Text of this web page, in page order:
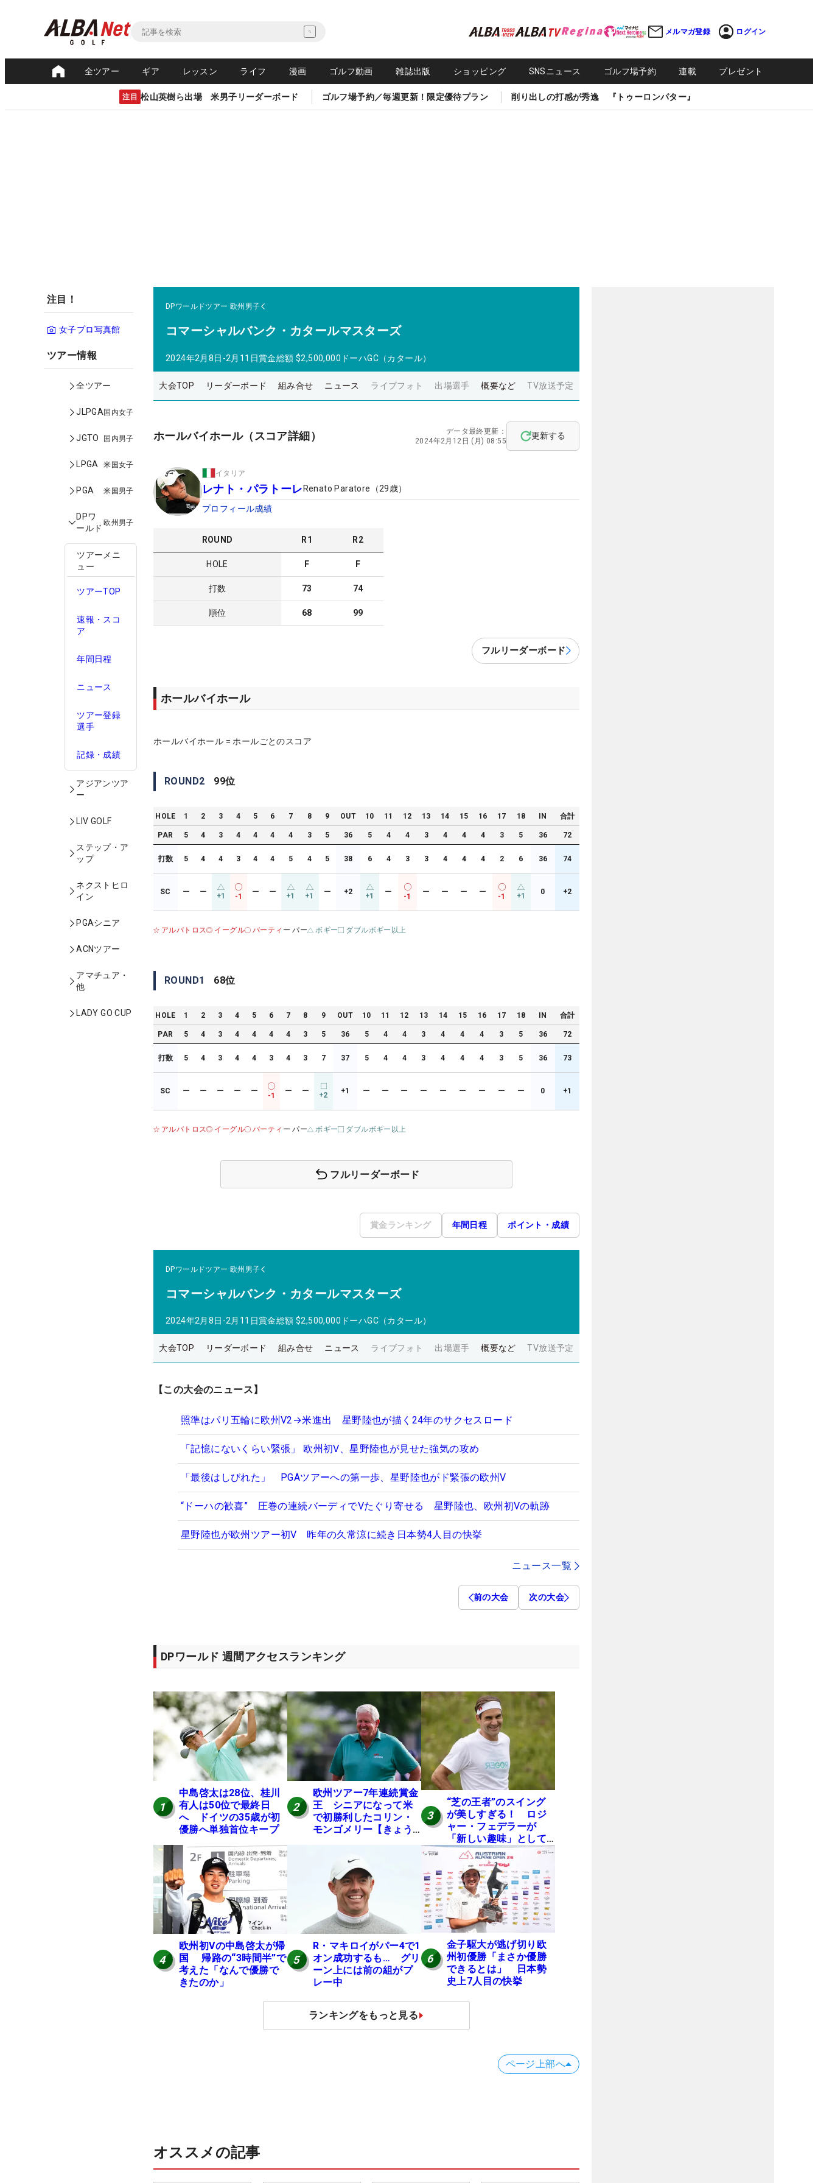
メルマガ登録 ログイン
全ツアー ギア レッスン ライフ 漫画 ゴルフ動画 雑誌出版 ショッピング SNSニュース ゴルフ場予約 連載 プレゼント
注目 松山英樹ら出場 米男子リーダーボード ゴルフ場予約／毎週更新！限定優待プラン 削り出しの打感が秀逸 『トゥーロンパター』
注目！
女子プロ写真館
ツアー情報
全ツアー
JLPGA国内女子
JGTO 国内男子
LPGA 米国女子
PGA 米国男子
DPワ
ールド
欧州男子
ツアーメニ
ュー
ツアーTOP
速報・スコ
ア
年間日程
ニュース
ツアー登録
選手
記録・成績
アジアンツア
ー
LIV GOLF
ステップ・ア
ップ
ネクストヒロ
イン
PGAシニア
ACNツアー
アマチュア・
他
LADY GO CUP
DPワールドツアー 欧州男子
コマーシャルバンク・カタールマスターズ
2024年2月8日-2月11日賞金総額 $2,500,000 ドーハGC（カタール）
大会TOP リーダーボード 組み合せ ニュース ライブフォト 出場選手 概要など TV放送予定
ホールバイホール（スコア詳細）
データ最終更新：
2024年2月12日 (月) 08:55
更新する
イタリア
レナト・パラトーレ Renato Paratore （29歳）
プロフィール成績
ROUND R1 R2
HOLE F F
打数 73 74
順位 68 99
フルリーダーボード
ホールバイホール
ホールバイホール = ホールごとのスコア
ROUND2 99位
HOLE 1 2 3 4 5 6 7 8 9 OUT 10 11 12 13 14 15 16 17 18 IN 合計
PAR 5 4 3 4 4 4 4 3 5 36 5 4 4 3 4 4 4 3 5 36 72
打数 5 4 4 3 4 4 5 4 5 38 6 4 3 3 4 4 4 2 6 36 74
SC ー ー +1 -1
ー ー +1 +1 ー +2 +1 ー
-1
ー ー ー ー
-1 +1 0 +2
アルバトロス イーグル バーティ ー パー ボギー ダブルボギー以上
ROUND1 68位
HOLE 1 2 3 4 5 6 7 8 9 OUT 10 11 12 13 14 15 16 17 18 IN 合計
PAR 5 4 3 4 4 4 4 3 5 36 5 4 4 3 4 4 4 3 5 36 72
打数 5 4 3 4 4 3 4 3 7 37 5 4 4 3 4 4 4 3 5 36 73
SC ー ー ー ー ー
-1
ー ー +2 +1 ー ー ー ー ー ー ー ー ー 0 +1
アルバトロス イーグル バーティ ー パー ボギー ダブルボギー以上
フルリーダーボード
賞金ランキング 年間日程 ポイント・成績
DPワールドツアー 欧州男子
コマーシャルバンク・カタールマスターズ
2024年2月8日-2月11日賞金総額 $2,500,000 ドーハGC（カタール）
大会TOP リーダーボード 組み合せ ニュース ライブフォト 出場選手 概要など TV放送予定
【この大会のニュース】
照準はパリ五輪に欧州V2→米進出 星野陸也が描く24年のサクセスロード
「記憶にないくらい緊張」 欧州初V、星野陸也が見せた強気の攻め
「最後はしびれた」 PGAツアーへの第一歩、星野陸也がド緊張の欧州V
“ドーハの歓喜” 圧巻の連続バーディでVたぐり寄せる 星野陸也、欧州初Vの軌跡
星野陸也が欧州ツアー初V 昨年の久常涼に続き日本勢4人目の快挙
ニュース一覧
前の大会 次の大会
DPワールド 週間アクセスランキング
1
中島啓太は28位、桂川
有人は50位で最終日
へ ドイツの35歳が初
優勝へ単独首位キープ
2
欧州ツアー7年連続賞金
王 シニアになって米
で初勝利したコリン・
モンゴメリー【きょう
3
“芝の王者”のスイング
が美しすぎる！ ロジ
ャー・フェデラーが
「新しい趣味」として
ゴルフに挑戦中！
4
欧州初Vの中島啓太が帰
国 帰路の“3時間半”で
考えた「なんで優勝で
きたのか」
5
R・マキロイがパー4で1
オン成功するも… グリ
ーン上には前の組がプ
レー中
6
金子駆大が逃げ切り欧
州初優勝「まさか優勝
できるとは」 日本勢
史上7人目の快挙
ランキングをもっと見る
ページ上部へ
オススメの記事